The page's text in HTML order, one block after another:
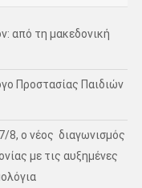
από τη μακεδονική
Προστασίας Παιδιών
8, ο νέος διαγωνισμός
με τις αυξημένες